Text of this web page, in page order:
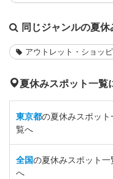
同じジャンルの夏休
アウトレット・ショッ
夏休みスポット一覧
東京都の夏休みスポット
覧へ
全国の夏休みスポット一
へ